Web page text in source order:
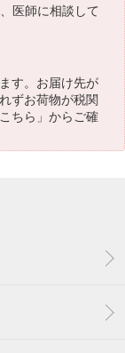
医師に相談して
す。お届け先が
ずお荷物が税関
こちら 」からご確